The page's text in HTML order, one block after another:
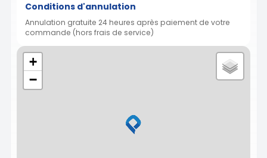
Conditions d'annulation
Annulation gratuite 24 heures après paiement de votre
commande (hors frais de service)
+
−